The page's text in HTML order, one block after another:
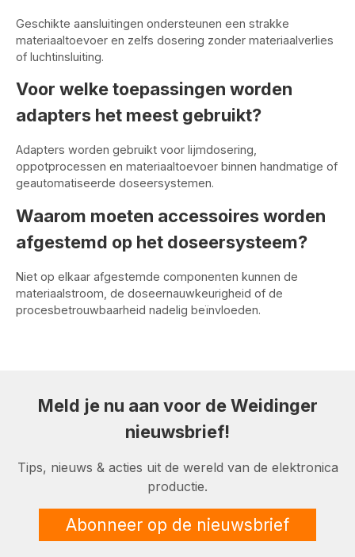
Geschikte aansluitingen ondersteunen een strakke
materiaaltoevoer en zelfs dosering zonder materiaalverlies
of luchtinsluiting.
Voor welke toepassingen worden
adapters het meest gebruikt?
Adapters worden gebruikt voor lijmdosering,
oppotprocessen en materiaaltoevoer binnen handmatige of
geautomatiseerde doseersystemen.
Waarom moeten accessoires worden
afgestemd op het doseersysteem?
Niet op elkaar afgestemde componenten kunnen de
materiaalstroom, de doseernauwkeurigheid of de
procesbetrouwbaarheid nadelig beïnvloeden.
Meld je nu aan voor de Weidinger
nieuwsbrief!
Tips, nieuws & acties uit de wereld van de elektronica
productie.
Abonneer op de nieuwsbrief